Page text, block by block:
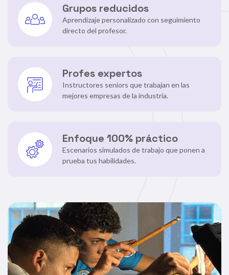
Grupos reducidos
Aprendizaje personalizado con seguimiento
directo del profesor.
Profes expertos
Instructores seniors que trabajan en las
mejores empresas de la industria.
Enfoque 100% práctico
Escenarios simulados de trabajo que ponen a
prueba tus habilidades.